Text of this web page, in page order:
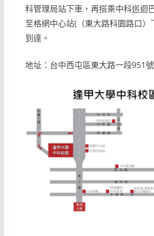
科管理局站下車，再搭乘中科巡迴
至格網中心站(（東大路科園路口
到達。
地址：台中西屯區東大路一段951